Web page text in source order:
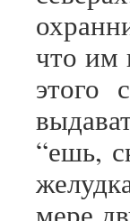
что им
этого
“ешь,